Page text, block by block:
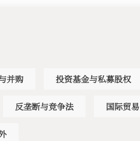
并购 投资基金与私募股权
反垄断与竞争法 国际贸易